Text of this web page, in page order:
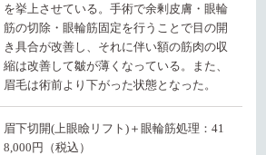
を挙上させている。手術で余剰皮膚・眼輪
筋の切除・眼輪筋固定を行うことで目の開
き具合が改善し、それに伴い額の筋肉の収
縮は改善して皺が薄くなっている。また、
眉毛は術前より下がった状態となった。
眉下切開(上眼瞼リフト)＋眼輪筋処理：41
8,000円（税込）